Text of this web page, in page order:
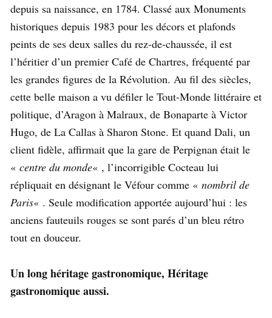
depuis sa naissance, en 1784. Classé aux Monuments
historiques depuis 1983 pour les décors et plafonds
peints de ses deux salles du rez-de-chaussée, il est
l’héritier d’un premier Café de Chartres, fréquenté par
les grandes figures de la Révolution. Au fil des siècles,
cette belle maison a vu défiler le Tout-Monde littéraire et
politique, d’Aragon à Malraux, de Bonaparte à Victor
Hugo, de La Callas à Sharon Stone. Et quand Dali, un
client fidèle, affirmait que la gare de Perpignan était le
« centre du monde« , l’incorrigible Cocteau lui
répliquait en désignant le Véfour comme « nombril de
Paris« . Seule modification apportée aujourd’hui : les
anciens fauteuils rouges se sont parés d’un bleu rétro
tout en douceur.
Un long héritage gastronomique, Héritage
gastronomique aussi.